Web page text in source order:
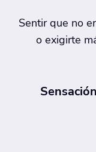
Sentir que no
o exigirte